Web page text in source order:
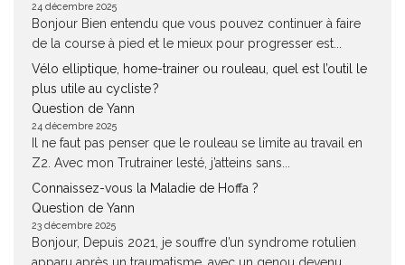
24 décembre 2025
Bonjour Bien entendu que vous pouvez continuer à faire
de la course à pied et le mieux pour progresser est...
Vélo elliptique, home-trainer ou rouleau, quel est l’outil le
plus utile au cycliste ?
Question de Yann
24 décembre 2025
Il ne faut pas penser que le rouleau se limite au travail en
Z2. Avec mon Trutrainer lesté, j’atteins sans...
Connaissez-vous la Maladie de Hoffa ?
Question de Yann
23 décembre 2025
Bonjour, Depuis 2021, je souffre d’un syndrome rotulien